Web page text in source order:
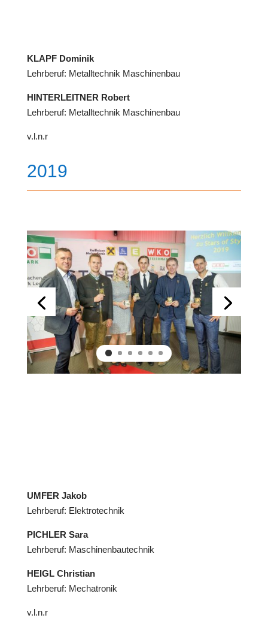
KLAPF Dominik
Lehrberuf: Metalltechnik Maschinenbau
HINTERLEITNER Robert
Lehrberuf: Metalltechnik Maschinenbau
v.l.n.r
2019
UMFER Jakob
Lehrberuf: Elektrotechnik
PICHLER Sara
Lehrberuf: Maschinenbautechnik
HEIGL Christian
Lehrberuf: Mechatronik
v.l.n.r